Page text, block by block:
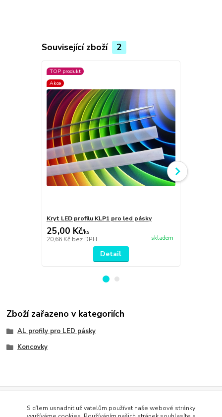
Související zboží 2
TOP produkt
Akce
Kryt LED profilu KLP1 pro led pásky
25,00 Kč/ks
20,66 Kč bez DPH skladem
Detail
Zboží zařazeno v kategoriích
AL profily pro LED pásky
Koncovky
Podle zákona o evidenci tržeb je prodávající povinen vystavit
S cílem usnadnit uživatelům používat naše webové stránky